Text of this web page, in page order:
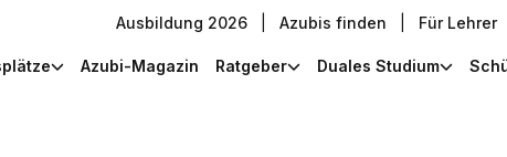
Ausbildung 2026 Azubis finden Für Lehrer
Azubi-Magazin Ratgeber Duales Studium